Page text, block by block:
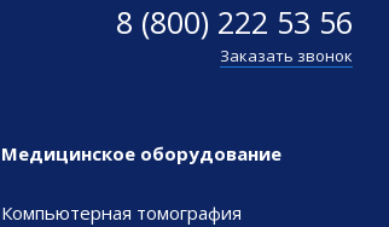
8 (800) 222 53 56
Заказать звонок
Медицинское оборудование
Компьютерная томография